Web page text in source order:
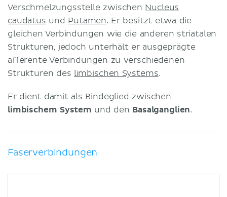
Verschmelzungsstelle zwischen Nucleus
caudatus und Putamen. Er besitzt etwa die
gleichen Verbindungen wie die anderen striatalen
Strukturen, jedoch unterhält er ausgeprägte
afferente Verbindungen zu verschiedenen
Strukturen des limbischen Systems.
Er dient damit als Bindeglied zwischen
limbischem System und den Basalganglien.
Faserverbindungen